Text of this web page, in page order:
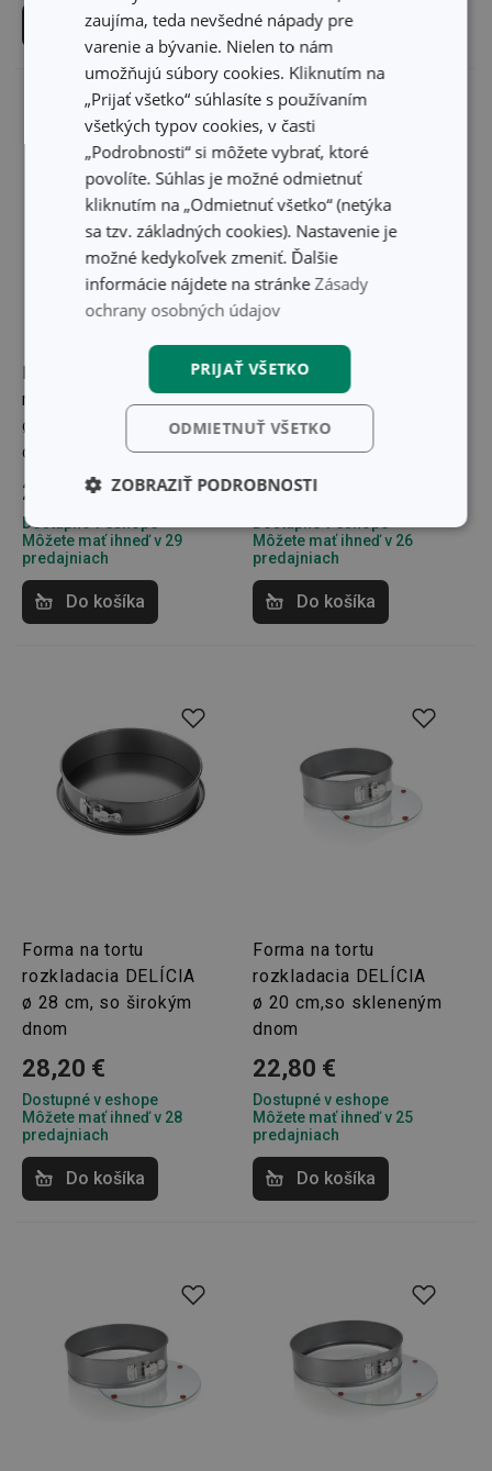
Do košíka Do košíka
Forma na tortu
rozkladacia DELÍCIA
ø 24 cm, so širokým
dnom
22,80 €
Dostupné v eshope
Môžete mať ihneď v 29
predajniach
Do košíka
Forma na tortu
rozkladacia DELÍCIA
ø 26 cm, so širokým
dnom
25,30 €
Môžete mať ihneď v 26
predajniach
Do košíka
Forma na tortu
rozkladacia DELÍCIA
ø 28 cm, so širokým
dnom
28,20 €
Dostupné v eshope
Môžete mať ihneď v 28
predajniach
Do košíka
Forma na tortu
rozkladacia DELÍCIA
ø 20 cm,so skleneným
dnom
22,80 €
Dostupné v eshope
Môžete mať ihneď v 25
predajniach
Do košíka
zaujíma, teda nevšedné nápady pre
varenie a bývanie. Nielen to nám
umožňujú súbory cookies. Kliknutím na
„Prijať všetko“ súhlasíte s používaním
všetkých typov cookies, v časti
„Podrobnosti“ si môžete vybrať, ktoré
povolíte. Súhlas je možné odmietnuť
kliknutím na „Odmietnuť všetko“ (netýka
sa tzv. základných cookies). Nastavenie je
možné kedykoľvek zmeniť. Ďalšie
informácie nájdete na stránkeZásady
ochrany osobných údajov
PRIJAŤ VŠETKO
ODMIETNUŤ VŠETKO
ZOBRAZIŤ PODROBNOSTI
Základné
(funkčné) cookies
Analytické a
preferenčné
cookies
Základné (funkčné) cookies
základné funkcie webovej lokality, ako prihlásenie
používateľa a správa účtu. Webová lokalita sa nedá
správne používať bez nevyhnutne potrebných
súborov cookie.
Poskytovateľ
receive-cookie-deprecation
.doubleclick.net
cjConsent .tescoma.sk
Google
Privacy Policy